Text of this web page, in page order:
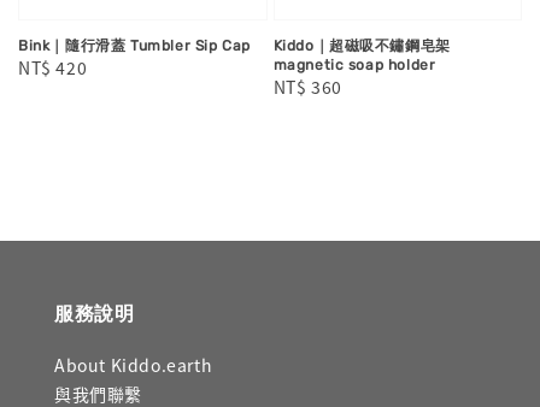
Bink｜隨行滑蓋 Tumbler Sip Cap
Regular
NT$ 420
Kiddo｜超磁吸不鏽鋼皂架
magnetic soap holder
Regular
NT$ 360
服務說明
About Kiddo.earth
與我們聯繫